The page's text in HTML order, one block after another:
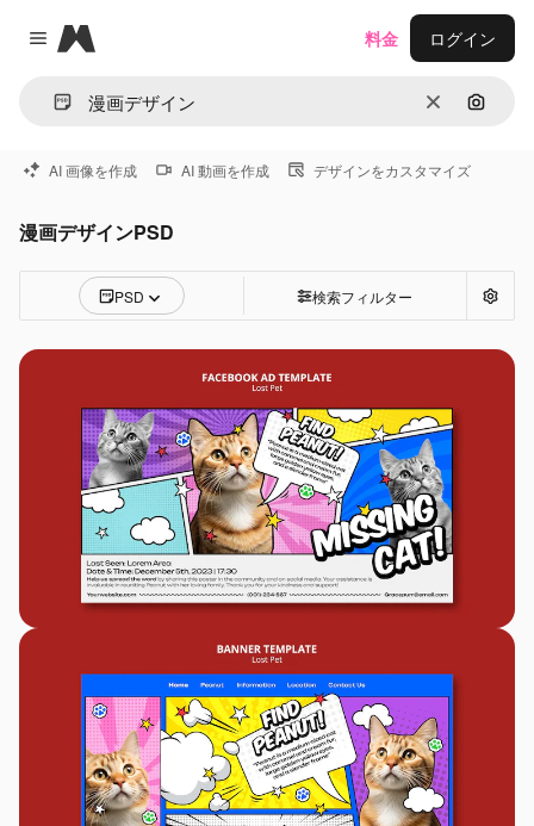
Close menu
Magnific
消去 画像で
料金 ログイン
AI 画像を作成 AI 動画を作成 デザインをカスタマイズ
漫画デザインPSD
PSD 検索フィルター